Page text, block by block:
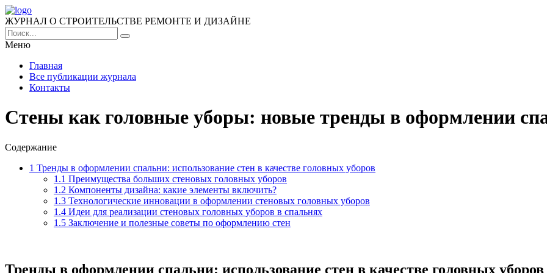
ЖУРНАЛ О СТРОИТЕЛЬСТВЕ РЕМОНТЕ И ДИЗАЙНЕ
Меню
Главная
Все публикации журнала
Контакты
Стены как головные уборы: новые тренды в оформлении
Содержание
1 Тренды в оформлении спальни: использование стен в качестве головных уборов
1.1 Преимущества больших стеновых головных уборов
1.2 Компоненты дизайна: какие элементы включить?
1.3 Технологические инновации в оформлении стеновых головных уборов
1.4 Идеи для реализации стеновых головных уборов в спальнях
1.5 Заключение и полезные советы по оформлению стен
Тренды в оформлении спальни: использование стен в качестве головных уборов